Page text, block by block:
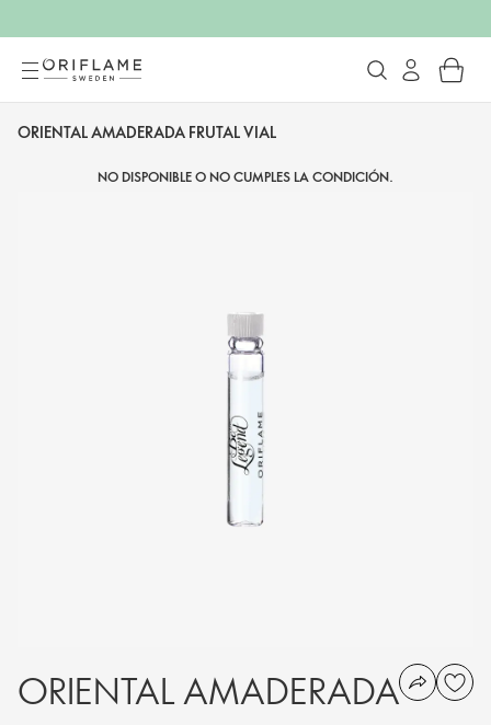
ORIENTAL AMADERADA FRUTAL VIAL
NO DISPONIBLE O NO CUMPLES LA CONDICIÓN.
ORIENTAL AMADERADA